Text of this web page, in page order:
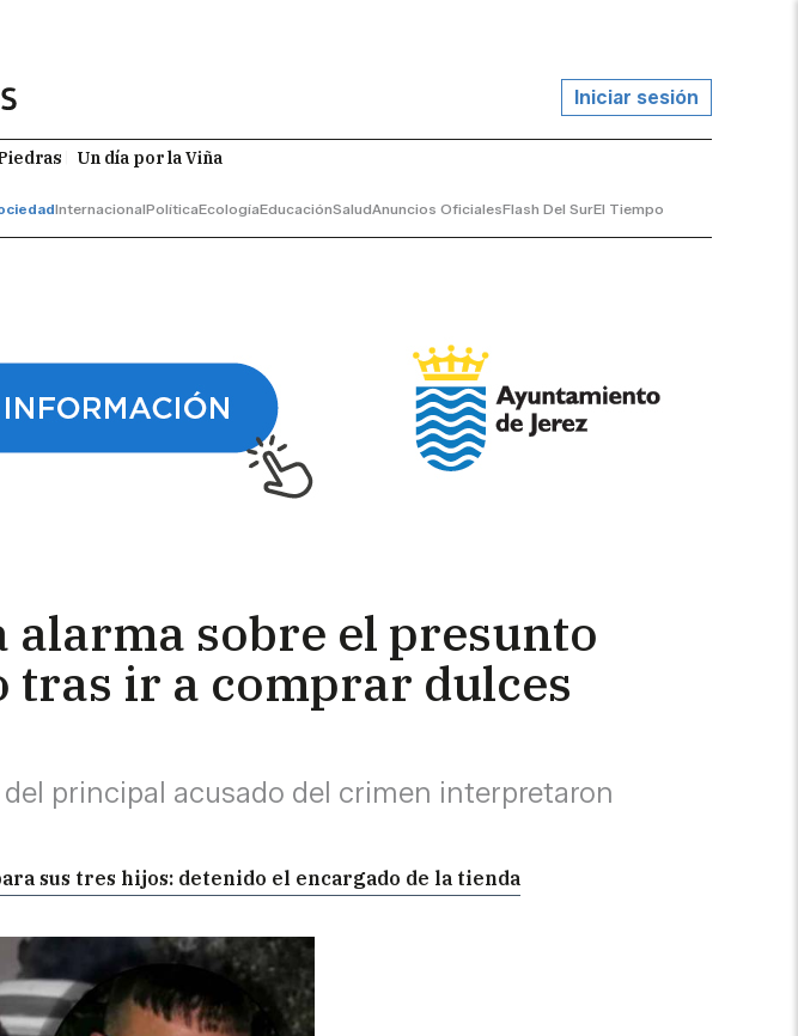
Iniciar sesión
Un día por la Viña
InternacionalPolíticaEcologíaEducaciónSaludAnuncios OficialesFlash Del SurEl Tiempo
sobre el presunto
tras ir a comprar dulces
principal acusado del crimen interpretaron
sus tres hijos: detenido el encargado de la tienda